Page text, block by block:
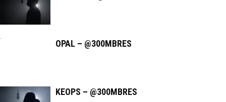
OPAL – @300MBRES
KEOPS – @300MBRES